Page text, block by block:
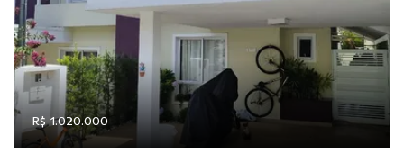
R$ 1.020.000